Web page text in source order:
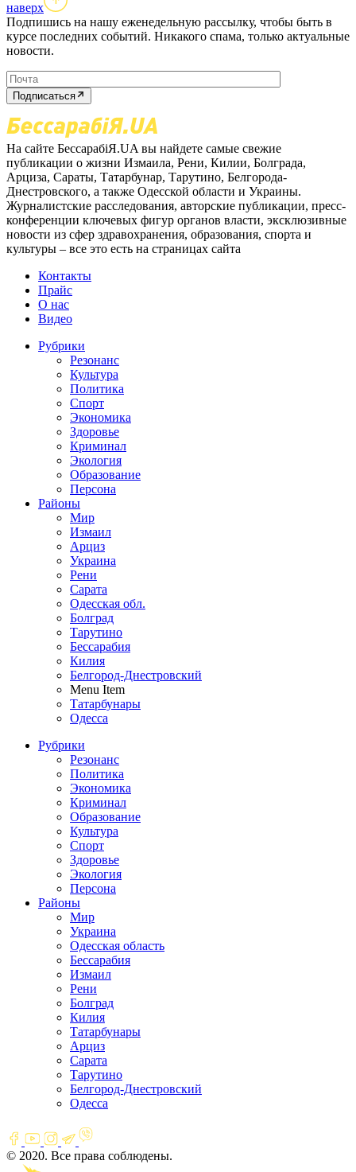
наверх
Подпишись на нашу еженедельную рассылку, чтобы быть в
курсе последних событий. Никакого спама, только актуальные
новости.
Подписаться
На сайте БессарабіЯ.UA вы найдете самые свежие
публикации о жизни Измаила, Рени, Килии, Болграда,
Арциза, Сараты, Татарбунар, Тарутино, Белгорода-
Днестровского, а также Одесской области и Украины.
Журналистские расследования, авторские публикации, пресс-
конференции ключевых фигур органов власти, эксклюзивные
новости из сфер здравохранения, образования, спорта и
культуры – все это есть на страницах сайта
Контакты
Прайс
О нас
Видео
Рубрики
Резонанс
Культура
Политика
Спорт
Экономика
Здоровье
Криминал
Экология
Образование
Персона
Районы
Мир
Измаил
Арциз
Украина
Рени
Сарата
Одесская обл.
Болград
Тарутино
Бессарабия
Килия
Белгород-Днестровский
Menu Item
Татарбунары
Одесса
Рубрики
Резонанс
Политика
Экономика
Криминал
Образование
Культура
Спорт
Здоровье
Экология
Персона
Районы
Мир
Украина
Одесская область
Бессарабия
Измаил
Рени
Болград
Килия
Татарбунары
Арциз
Сарата
Тарутино
Белгород-Днестровский
Одесса
© 2020. Все права соблюдены.